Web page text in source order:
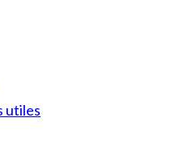
utiles